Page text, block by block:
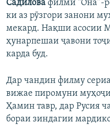
Садилова филми “Она”-
ки аз рӯзгори занони
мекард. Нақши асосии
ҳунарпешаи ҷавони
карда буд.
Дар чандин филму
вижае пиромуни
Ҳамин тавр, дар Русия
бораи зиндагии